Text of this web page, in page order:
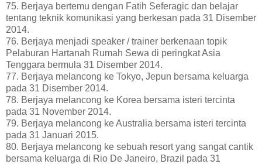
75. Berjaya bertemu dengan Fatih Seferagic dan belajar
tentang teknik komunikasi yang berkesan pada 31 Disember
2014.
76. Berjaya menjadi speaker / trainer berkenaan topik
Pelaburan Hartanah Rumah Sewa di peringkat Asia
Tenggara bermula 31 Disember 2014.
77. Berjaya melancong ke Tokyo, Jepun bersama keluarga
pada 31 Disember 2014.
78. Berjaya melancong ke Korea bersama isteri tercinta
pada 31 November 2014.
79. Berjaya melancong ke Australia bersama isteri tercinta
pada 31 Januari 2015.
80. Berjaya melancong ke sebuah resort yang sangat cantik
bersama keluarga di Rio De Janeiro, Brazil pada 31